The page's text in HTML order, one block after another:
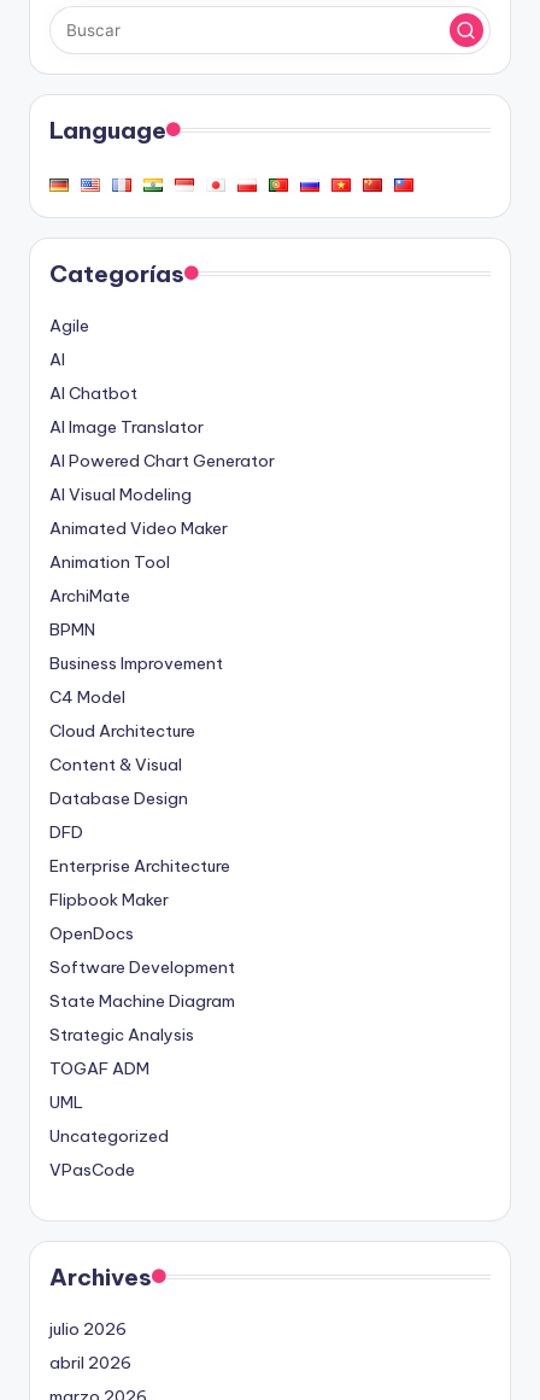
Language
Categorías
Agile
AI
AI Chatbot
AI Image Translator
AI Powered Chart Generator
AI Visual Modeling
Animated Video Maker
Animation Tool
ArchiMate
BPMN
Business Improvement
C4 Model
Cloud Architecture
Content & Visual
Database Design
DFD
Enterprise Architecture
Flipbook Maker
OpenDocs
Software Development
State Machine Diagram
Strategic Analysis
TOGAF ADM
UML
Uncategorized
VPasCode
Archives
julio 2026
abril 2026